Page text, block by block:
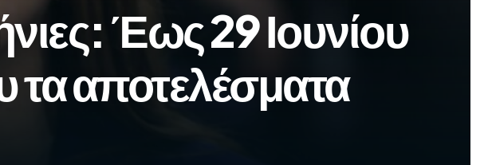
Έως 29 Ιουνίου
τα αποτελέσματα